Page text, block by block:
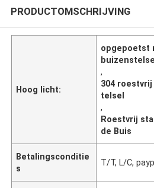
PRODUCTOMSCHRIJVING
Hoog licht:
opgepoetst
,
304
telsel
,
Roestvrij
de Buis
Betalingsconditie
s
T/T, L/C,